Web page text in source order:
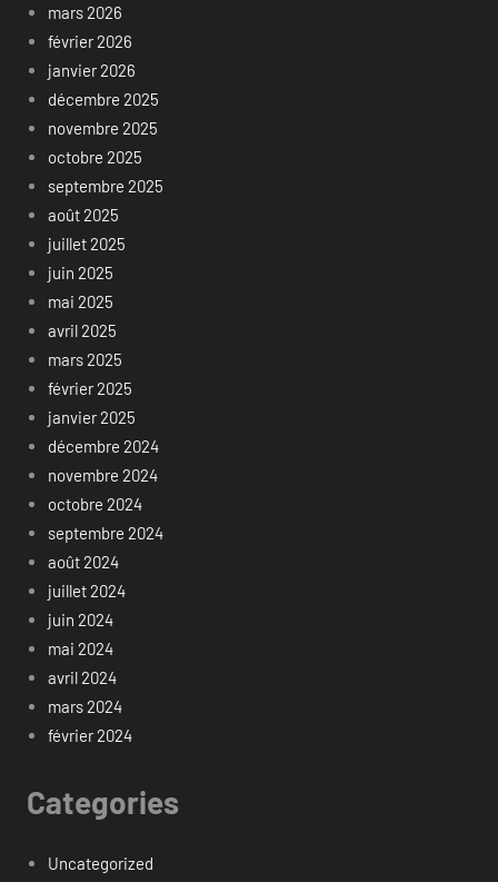
mars 2026
février 2026
janvier 2026
décembre 2025
novembre 2025
octobre 2025
septembre 2025
août 2025
juillet 2025
juin 2025
mai 2025
avril 2025
mars 2025
février 2025
janvier 2025
décembre 2024
novembre 2024
octobre 2024
septembre 2024
août 2024
juillet 2024
juin 2024
mai 2024
avril 2024
mars 2024
février 2024
Categories
Uncategorized